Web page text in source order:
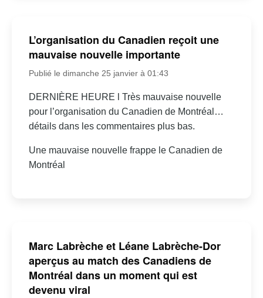
L’organisation du Canadien reçoit une
mauvaise nouvelle importante
Publié le dimanche 25 janvier à 01:43
DERNIÈRE HEURE l Très mauvaise nouvelle
pour l’organisation du Canadien de Montréal…
détails dans les commentaires plus bas.
Une mauvaise nouvelle frappe le Canadien de
Montréal
Marc Labrèche et Léane Labrèche-Dor
aperçus au match des Canadiens de
Montréal dans un moment qui est
devenu viral